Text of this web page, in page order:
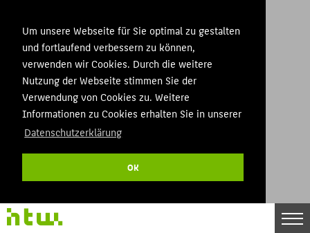
Um unsere Webseite für Sie optimal zu gestalten
und fortlaufend verbessern zu können,
verwenden wir Cookies. Durch die weitere
Nutzung der Webseite stimmen Sie der
Verwendung von Cookies zu. Weitere
Informationen zu Cookies erhalten Sie in unserer
Datenschutzerklärung
OK
EN